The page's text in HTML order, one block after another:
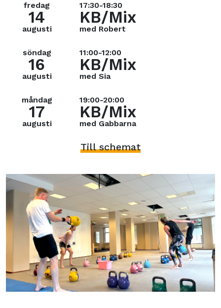
fredag
14
augusti
17:30-18:30
KB/Mix
med Robert
söndag
16
augusti
11:00-12:00
KB/Mix
med Sia
måndag
17
augusti
19:00-20:00
KB/Mix
med Gabbarna
Till schemat